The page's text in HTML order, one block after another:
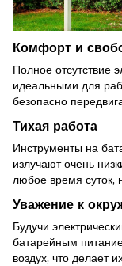
Комфорт и
Полное отсутствие
идеальными для
безопасно
Тихая работа
Инструменты на
излучают очень
любое время суток,
Уважение к
Будучи
батарейным
воздух, что делает